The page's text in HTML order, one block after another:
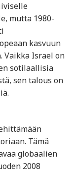
mutta 1980-
kasvuun
Vaikka Israel on
sotilaallisia
sen talous on
Tämä
globaalien
2008